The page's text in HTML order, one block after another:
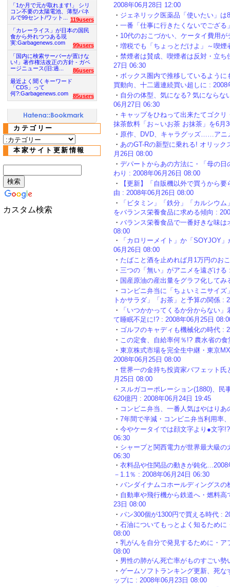
2008年06月28日 12:00
・ ジェネリック医薬品「使いたい」
・ 一番「仕事に行きたくないでござ
・ 10代のおこづかい、ケータイ費用
・ 増税でも「ちょっとだけよ」～喫
・ 禁煙者は賛成、喫煙者は反対・立
27日 06:30
・ ボックス圏内で推移しているよう
買動向、十二週連続買い超しに : 2008
・ 自分の体型、気になる? 気になら
06月27日 06:30
・ キャップをひねって出来たてゴク
抹茶飲料「お～いお茶 お抹茶」を6月
・ 原作、DVD、キャラグッズ……アニ
・ あのGT-Rの新型に乗れる! オリック
月26日 08:00
・ デパートからあの方法に・「母の
わり : 2008年06月26日 08:00
・
【更新】「自販機以外で買うから
由 : 2008年06月26日 08:00
・
「ビタミン」「鉄分」「カルシウ
をバランス栄養食品に求める傾向 :
・ バランス栄養食品で一番好きな味
08:00
・
「カロリーメイト」か「SOYJOY
06月26日 08:00
・ たばこと酒を止めれば月1万円のお
・ 三つの「無い」がアニメを遠ざける
・ 国産原油の産出量をグラフ化して
・ コンビニ弁当に「ちょいミニサイ
トかサラダ」「お茶」と予算の関係 :
・
「いつかかってくるか分からない
て睡眠不足に!? : 2008年06月25日
・ ゴルフのキャディも機械化の時代 :
・ この定食、自給率何％!? 農水省の
・ 東京株式市場を完全生中継・東京
2008年06月25日 08:00
・ 世界一の金持ち投資家バフェット
月25日 08:00
・ スルガコーポレーション(1880)、民
620億円 : 2008年06月24日 19:45
・ コンビニ弁当、一番人気はやはり
・ 7年間で半減・コンビニ弁当利用率
・ 今やケータイでは顔文字より●文字
06:30
・ シャープと関西電力が世界最大級
06:30
・ 衣料品や住関品の動きが鈍化
－1.1％ : 2008年06月24日 06:30
・ バンダイナムコホールディングス
・ 自動車や飛行機から鉄道へ・燃料
23日 08:00
・ パン300個が1300円で買える時代 :
・ 石油についてもっとよく知るため
08:00
・ 乳がんを自分で発見するために・
08:00
・ 男性の肺がん死亡率がものすごい
・ ゲームソフトランキング更新、死
ップに : 2008年06月23日 08:00
「1か月で元が取れます!」 シリ
コン不要の太陽電池、薄型パネ
ルで99セント/ワット...
119users
「カレーライス」が日本の国民
食から外れつつある現
実:Garbagenews.com
99users
「国内に検索サーバーが置けな
い!」著作権法改正の方針 - ガベ
ージニュース(旧:過...
86users
最近よく聞くキーワード
「CDS」って
何?:Garbagenews.com
85users
カテゴリー
本家サイト更新情報
カスタム検索